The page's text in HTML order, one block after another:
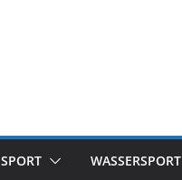
SPORT WASSERSPORT